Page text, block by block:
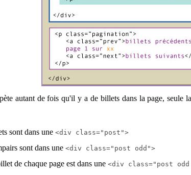
autant de fois qu'il y a de billets dans la page,
sont dans une<div class="post">
sont dans une<div class="post odd">
de chaque page est dans une<div class="post